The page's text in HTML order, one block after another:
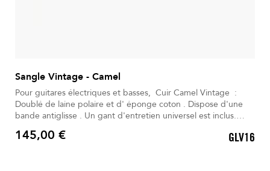
Sangle Vintage - Camel
Pour guitares électriques et basses, Cuir Camel Vintage :
Doublé de laine polaire et d' éponge coton . Dispose d'une
bande antiglisse . Un gant d'entretien universel est inclus.
Prix
145,00 € GLV16